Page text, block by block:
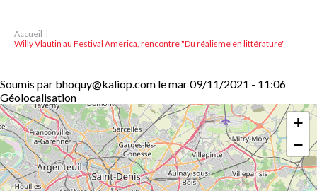
Accueil
Willy Vlautin au Festival America, rencontre "Du réalisme en littérature"
Soumis par bhoquy@kaliop.com lemar 09/11/2021 - 11:06
Géolocalisation
+
−